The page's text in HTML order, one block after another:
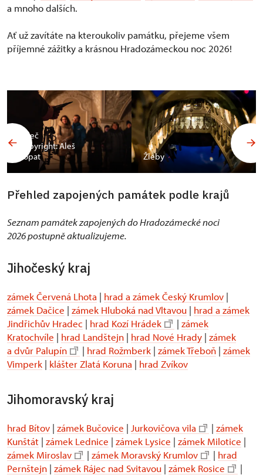
a mnoho dalších.
Ať už zavítáte na kteroukoliv památku, přejeme všem
příjemné zážitky a krásnou Hradozámeckou noc 2026!
Valeč
Copyright: Aleš
Vopat
Žleby
Přehled zapojených památek podle krajů
Seznam památek zapojených do Hradozámecké noci
2026 postupně aktualizujeme.
Jihočeský kraj
zámek Červená Lhota | hrad a zámek Český Krumlov |
zámek Dačice | zámek Hluboká nad Vltavou | hrad a zámek
Jindřichův Hradec | hrad Kozí Hrádek | zámek
Kratochvíle | hrad Landštejn | hrad Nové Hrady | zámek
a dvůr Palupín
| hrad Rožmberk | zámek Třeboň | zámek
Vimperk | klášter Zlatá Koruna | hrad Zvíkov
Jihomoravský kraj
hrad Bítov | zámek Bučovice | Jurkovičova vila | zámek
Kunštát | zámek Lednice | zámek Lysice | zámek Milotice |
zámek Miroslav
| zámek Moravský Krumlov | hrad
Pernštejn | zámek Rájec nad Svitavou | zámek Rosice |